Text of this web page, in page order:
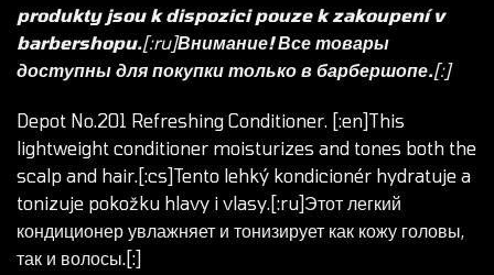
produkty jsou k dispozici pouze k zakoupení v
barbershopu.[:ru]Внимание! Все товары
доступны для покупки только в барбершопе.[:]
Depot No.201 Refreshing Conditioner. [:en]This
lightweight conditioner moisturizes and tones both the
scalp and hair.[:cs]Tento lehký kondicionér hydratuje a
tonizuje pokožku hlavy i vlasy.[:ru]Этот легкий
кондиционер увлажняет и тонизирует как кожу головы,
так и волосы.[:]